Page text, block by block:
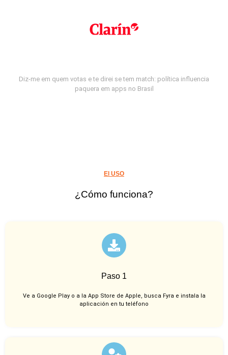
Diz-me em quem votas e te direi se tem match: política influencia
paquera em apps no Brasil
El USO
¿Cómo funciona?
Paso 1
Ve a Google Play o a la App Store de Apple, busca Fyra e instala la
aplicación en tu teléfono